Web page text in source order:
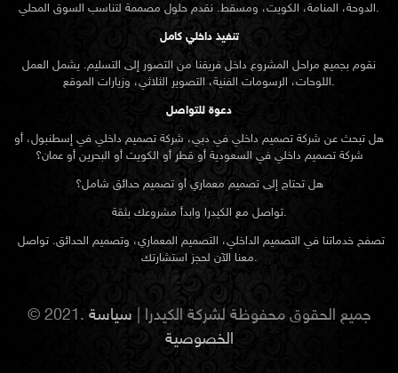
الدوحة، المنامة، الكويت، ومسقط. نقدم حلول مصممة لتناسب السوق المحلي.
تنفيذ داخلي كامل
نقوم بجميع مراحل المشروع داخل فريقنا من التصور إلى التسليم. يشمل العمل
اللوحات، الرسومات الفنية، التصوير الثلاثي، وزيارات الموقع.
دعوة للتواصل
هل تبحث عن شركة تصميم داخلي في دبي، شركة تصميم داخلي في إسطنبول، أو
شركة تصميم داخلي في السعودية أو قطر أو الكويت أو البحرين أو عمان؟
هل تحتاج إلى تصميم معماري أو تصميم حدائق شامل؟
تواصل مع الكيدرا وابدأ مشروعك بثقة.
معنا الآن لحجز استشارتك.
© 2021. جميع الحقوق محفوظة لشركة الكيدرا | سياسة
الخصوصية